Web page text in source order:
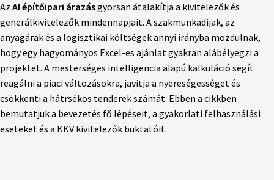
Az AI építőipari árazásgyorsan átalakítja a kivitelezők és
generálkivitelezők mindennapjait. A szakmunkadijak, az
anyagárak és a logisztikai költségek annyi irányba mozdulnak,
hogy egy hagyományos Excel-es ajánlat gyakran alábélyegzi a
projektet. A mesterséges intelligencia alapú kalkuláció segít
reagálni a piaci változásokra, javitja a nyereségességet és
csökkenti a hátrsékos tenderek számát. Ebben a cikkben
bemutatjuk a bevezetés fő lépéseit, a gyakorlati felhasználási
eseteket és a KKV kivitelezők buktatóit.